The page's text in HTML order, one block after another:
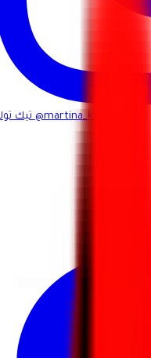
تيك توك @martina_ksa